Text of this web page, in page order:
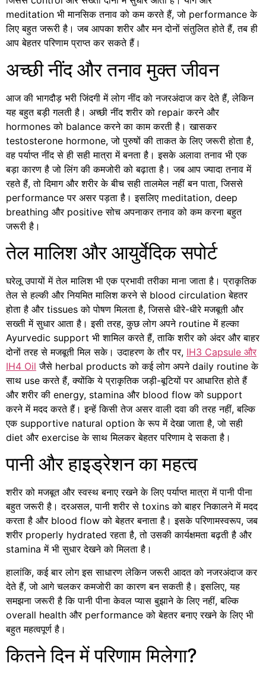
meditation भी मानसिक तनाव को कम करते हैं, जो performance के
लिए बहुत जरूरी है। जब आपका शरीर और मन दोनों संतुलित होते हैं, तब ही
आप बेहतर परिणाम प्राप्त कर सकते हैं।
अच्छी नींद और तनाव मुक्त जीवन
आज की भागदौड़ भरी जिंदगी में लोग नींद को नजरअंदाज कर देते हैं, लेकिन
यह बहुत बड़ी गलती है। अच्छी नींद शरीर को repair करने और
hormones को balance करने का काम करती है। खासकर
testosterone hormone, जो पुरुषों की ताकत के लिए जरूरी होता है,
वह पर्याप्त नींद से ही सही मात्रा में बनता है। इसके अलावा तनाव भी एक
बड़ा कारण है जो लिंग की कमजोरी को बढ़ाता है। जब आप ज्यादा तनाव में
रहते हैं, तो दिमाग और शरीर के बीच सही तालमेल नहीं बन पाता, जिससे
performance पर असर पड़ता है। इसलिए meditation, deep
breathing और positive सोच अपनाकर तनाव को कम करना बहुत
जरूरी है।
तेल मालिश और आयुर्वेदिक सपोर्ट
घरेलू उपायों में तेल मालिश भी एक प्रभावी तरीका माना जाता है। प्राकृतिक
तेल से हल्की और नियमित मालिश करने से blood circulation बेहतर
होता है और tissues को पोषण मिलता है, जिससे धीरे-धीरे मजबूती और
सख्ती में सुधार आता है। इसी तरह, कुछ लोग अपने routine में हल्का
Ayurvedic support भी शामिल करते हैं, ताकि शरीर को अंदर और बाहर
दोनों तरह से मजबूती मिल सके। उदाहरण के तौर पर, IH3 Capsule और
IH4 Oil जैसे herbal products को कई लोग अपने daily routine के
साथ use करते हैं, क्योंकि ये प्राकृतिक जड़ी-बूटियों पर आधारित होते हैं
और शरीर की energy, stamina और blood flow को support
करने में मदद करते हैं। इन्हें किसी तेज असर वाली दवा की तरह नहीं, बल्कि
एक supportive natural option के रूप में देखा जाता है, जो सही
diet और exercise के साथ मिलकर बेहतर परिणाम दे सकता है।
पानी और हाइड्रेशन का महत्व
शरीर को मजबूत और स्वस्थ बनाए रखने के लिए पर्याप्त मात्रा में पानी पीना
बहुत जरूरी है। दरअसल, पानी शरीर से toxins को बाहर निकालने में मदद
करता है और blood flow को बेहतर बनाता है। इसके परिणामस्वरूप, जब
शरीर properly hydrated रहता है, तो उसकी कार्यक्षमता बढ़ती है और
stamina में भी सुधार देखने को मिलता है।
हालांकि, कई बार लोग इस साधारण लेकिन जरूरी आदत को नजरअंदाज कर
देते हैं, जो आगे चलकर कमजोरी का कारण बन सकती है। इसलिए, यह
समझना जरूरी है कि पानी पीना केवल प्यास बुझाने के लिए नहीं, बल्कि
overall health और performance को बेहतर बनाए रखने के लिए भी
बहुत महत्वपूर्ण है।
कितने दिन में परिणाम मिलेगा?